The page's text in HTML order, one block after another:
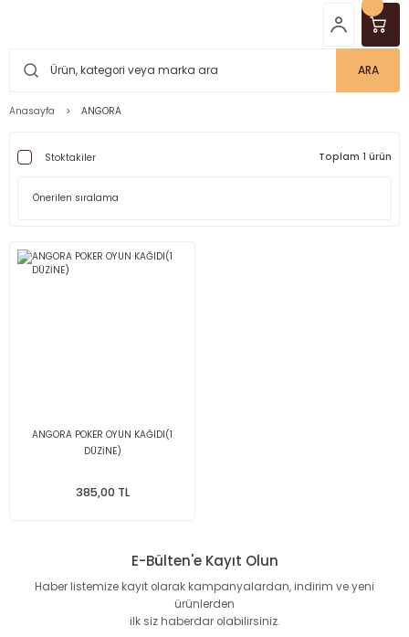
ARA
Anasayfa ANGORA
Stoktakiler Toplam 1 ürün
ANGORA POKER OYUN KAĞIDI(1
DÜZİNE)
385,00 TL
E-Bülten'e Kayıt Olun
Haber listemize kayıt olarak kampanyalardan, indirim ve yeni
ürünlerden
ilk siz haberdar olabilirsiniz.